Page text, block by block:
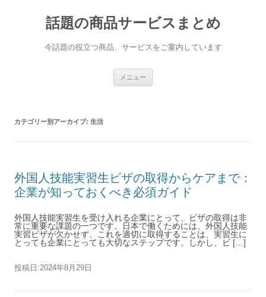
話題の商品サービスまとめ
今話題の役立つ商品、サービスをご案内しています
メニュー
カテゴリー別アーカイブ: 生活
外国人技能実習生ビザの取得からケアまで：
企業が知っておくべき必須ガイド
外国人技能実習生を受け入れる企業にとって、ビザの取得は非
常に重要な課題の一つです。日本で働くためには、外国人技能
実習ビザが欠かせず、これを適切に取得することは、実習生に
とっても企業にとっても大切なステップです。しかし、ビ […]
投稿日:2024年8月29日